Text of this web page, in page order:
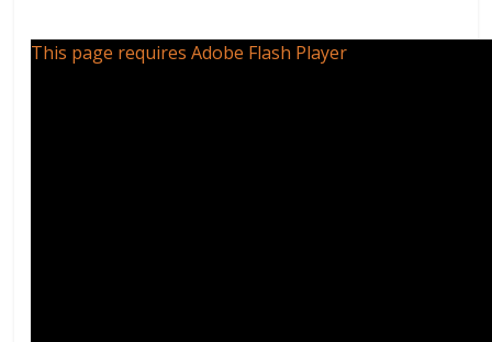
This page requires Adobe Flash Player